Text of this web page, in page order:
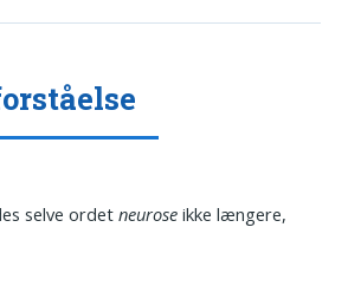
selve ordetneurose ikke længere,